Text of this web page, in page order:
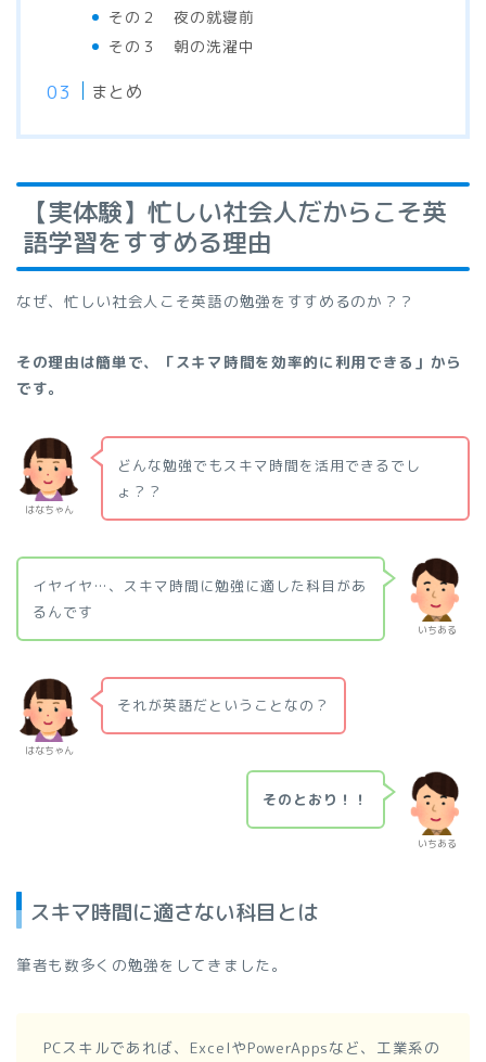
その２ 夜の就寝前
その３ 朝の洗濯中
まとめ
【実体験】忙しい社会人だからこそ英
語学習をすすめる理由
なぜ、忙しい社会人こそ英語の勉強をすすめるのか？？
その理由は簡単で、「スキマ時間を効率的に利用できる」から
です。
はなちゃん
どんな勉強でもスキマ時間を活用できるでし
ょ？？
いちある
イヤイヤ…、スキマ時間に勉強に適した科目があ
るんです
はなちゃん
それが英語だということなの？
いちある
そのとおり！！
スキマ時間に適さない科目とは
筆者も数多くの勉強をしてきました。
PCスキルであれば、ExcelやPowerAppsなど、工業系の